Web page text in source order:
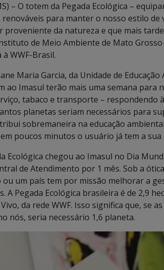
– O totem da Pegada Ecológica –
para manter o nosso estilo de
proveniente da natureza e que mais
de Meio Ambiente de Mato Grosso
WWF-Brasil.
Maria Garcia, da Unidade de
ao Imasul terão mais uma semana para
tabaco e transporte – respondendo
planetas seriam necessários para
sobremaneira na educação
poucos minutos o usuário já tem a sua
Ecológica chegou ao Imasul no Dia
de Atendimento por 1 mês. Sob a
ou um país tem por missão melhorar a
A Pegada Ecológica brasileira é de 2,9
da rede WWF. Isso significa que, se
nós, seria necessário 1,6 planeta.